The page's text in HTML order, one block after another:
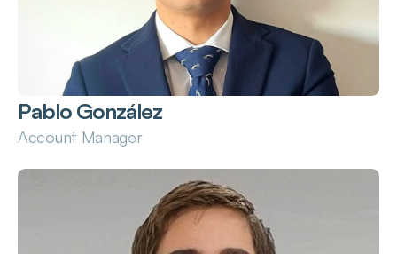
Pablo González
Account Manager